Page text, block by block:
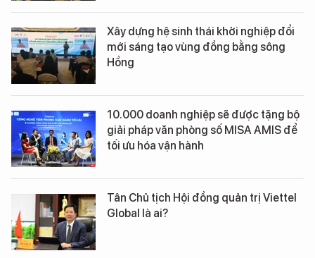
Xây dựng hệ sinh thái khởi nghiệp đổi
mới sáng tạo vùng đồng bằng sông
Hồng
10.000 doanh nghiệp sẽ được tặng bộ
giải pháp văn phòng số MISA AMIS để
tối ưu hóa vận hành
Tân Chủ tịch Hội đồng quản trị Viettel
Global là ai?